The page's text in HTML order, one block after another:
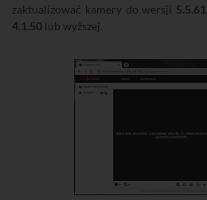
zaktualizować kamery do wersji 5.5.61
4.1.50 lub wyższej.